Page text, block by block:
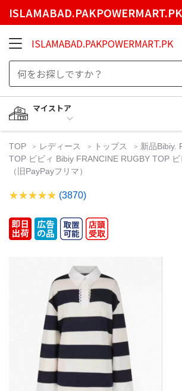
ISLAMABAD.PAKPOWERMART.PK
ISLAMABAD.PAKPOWERMART.PK
マイストア
TOP レディース トップス
新品Bibiy.
TOP ビビィ Bibiy FRANCINE RUGBY TOP
（旧PayPayフリマ）
(3870)